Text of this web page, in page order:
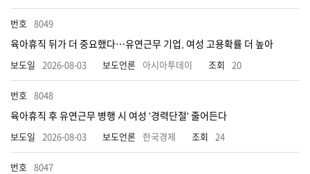
8049
육아휴직 뒤가 더 중요했다…유연근무 기업, 여성 고용확률 더 높아
2026-08-03 아시아투데이 20
8048
육아휴직 후 유연근무 병행 시 여성 '경력단절' 줄어든다
2026-08-03 한국경제 24
8047